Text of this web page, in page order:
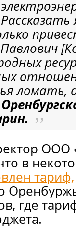
ломать,
ООО
в
тариф,
где